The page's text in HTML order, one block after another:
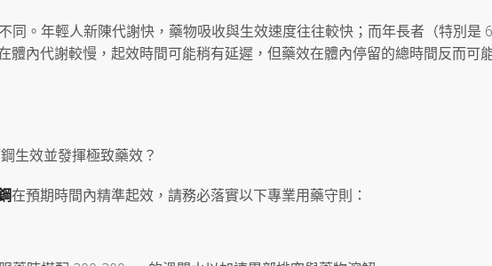
同。年輕人新陳代謝快，藥物吸收與生效速度往往較快；而年長者（特別是
體內代謝較慢，起效時間可能稍有延遲，但藥效在體內停留的總時間反而可
生效並發揮極致藥效？
在預期時間內精準起效，請務必落實以下專業用藥守則：